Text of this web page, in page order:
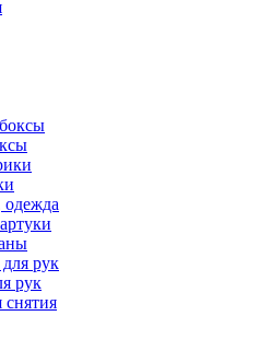
одежда
рук